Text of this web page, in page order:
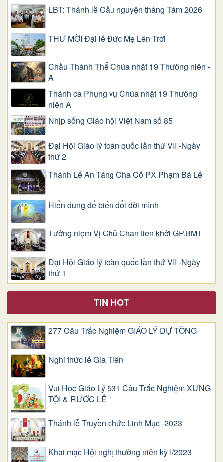
LBT: Thánh lễ Cầu nguyện tháng Tám 2026
THƯ MỜI Đại lễ Đức Mẹ Lên Trời
Chầu Thánh Thể Chúa nhật 19 Thường niên -
A
Thánh ca Phụng vụ Chúa nhật 19 Thường
niên A
Nhịp sống Giáo hội Việt Nam số 85
Đại Hội Giáo lý toàn quốc lần thứ VII -Ngày
thứ 2
Thánh Lễ An Táng Cha Cố PX Phạm Bá Lễ
Hiển dung để biến đổi đời mình
Tưởng niệm Vị Chủ Chăn tiên khởi GP.BMT
Đại Hội Giáo lý toàn quốc lần thứ VII -Ngày
thứ 1
TIN HOT
277 Câu Trắc Nghiệm GIÁO LÝ DỰ TÒNG
Nghi thức lễ Gia Tiên
Vui Học Giáo Lý 531 Câu Trắc Nghiệm XƯNG
TỘI & RƯỚC LỄ 1
Thánh lễ Truyền chức Linh Mục -2023
Khai mạc Hội nghị thường niên kỳ I/2023